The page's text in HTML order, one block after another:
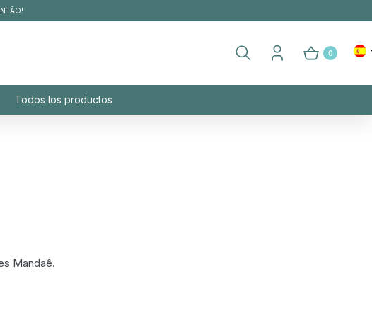
0
Todos los productos
Mandaê.